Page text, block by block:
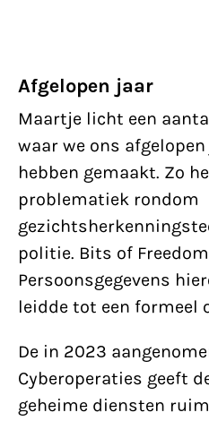
Afgelopen jaar
Maartje licht een
waar we ons
hebben gemaakt. Zo
problematiek rondom
politie. Bits of
Persoonsgegevens
leidde tot een formeel
De in 2023
Cyberoperaties geeft
geheime diensten